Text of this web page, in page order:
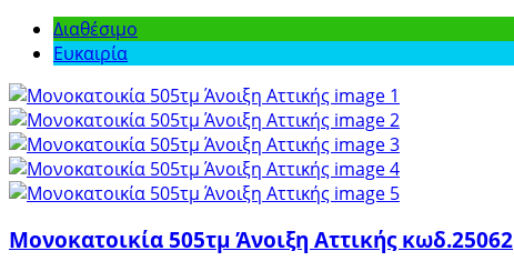
Διαθέσιμο
Ευκαιρία
Μονοκατοικία 505τμ Άνοιξη Αττικής κωδ.25062